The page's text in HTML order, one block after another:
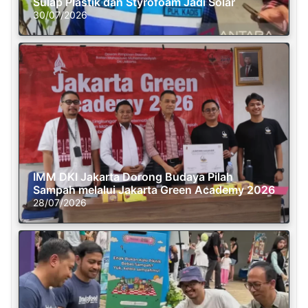
30/07/2026
IMM DKI Jakarta Dorong Budaya Pilah
Sampah melalui Jakarta Green Academy 2026
28/07/2026